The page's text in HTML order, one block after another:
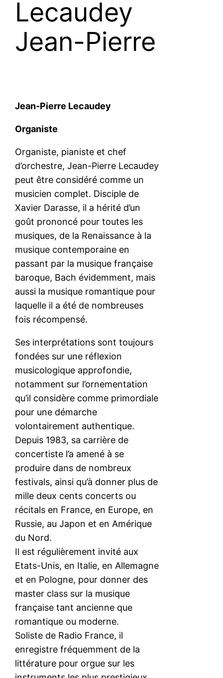
Lecaudey
Jean-Pierre
Jean-Pierre Lecaudey
Organiste
Organiste, pianiste et chef
d’orchestre, Jean-Pierre Lecaudey
peut être considéré comme un
musicien complet. Disciple de
Xavier Darasse, il a hérité d’un
goût prononcé pour toutes les
musiques, de la Renaissance à la
musique contemporaine en
passant par la musique française
baroque, Bach évidemment, mais
aussi la musique romantique pour
laquelle il a été de nombreuses
fois récompensé.
Ses interprétations sont toujours
fondées sur une réflexion
musicologique approfondie,
notamment sur l’ornementation
qu’il considère comme primordiale
pour une démarche
volontairement authentique.
Depuis 1983, sa carrière de
concertiste l’a amené à se
produire dans de nombreux
festivals, ainsi qu’à donner plus de
mille deux cents concerts ou
récitals en France, en Europe, en
Russie, au Japon et en Amérique
du Nord.
Il est régulièrement invité aux
Etats-Unis, en Italie, en Allemagne
et en Pologne, pour donner des
master class sur la musique
française tant ancienne que
romantique ou moderne.
Soliste de Radio France, il
enregistre fréquemment de la
littérature pour orgue sur les